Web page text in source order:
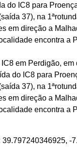
do IC8 para
37), na
em direção a
encontra a
em Perdigão, em
do IC8 para
37), na
em direção a
encontra a
39.797240346925, -